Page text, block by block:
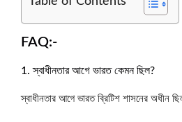
FAQ:-
1. স্বাধীনতার আগে ভারত কেমন ছিল?
স্বাধীনতার আগে ভারত ব্রিটিশ শাসনের অধীন